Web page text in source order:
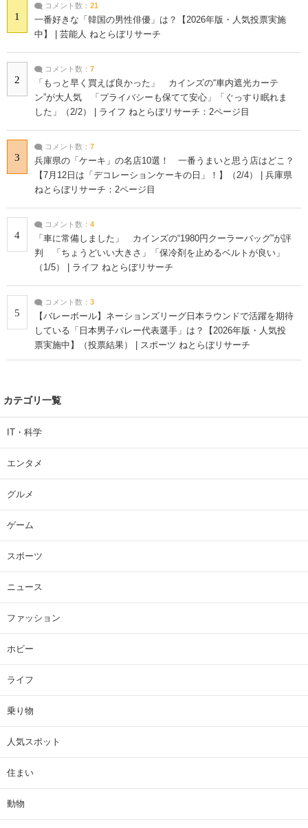
1
コメント数： 21
一番好きな「韓国の男性俳優」は？【2026年版・人気投票実施
中】 | 芸能人 ねとらぼリサーチ
2
コメント数： 7
「もっと早く買えば良かった」 カインズの“車内遮光カーテ
ン”が大人気 「プライバシーも保てて安心」「ぐっすり眠れま
した」（2/2） | ライフ ねとらぼリサーチ：2ページ目
3
コメント数： 7
兵庫県の「ケーキ」の名店10選！ 一番うまいと思う店はどこ？
【7月12日は「デコレーションケーキの日」！】（2/4） | 兵庫県
ねとらぼリサーチ：2ページ目
4
コメント数： 4
「車に常備しました」 カインズの“1980円クーラーバッグ”が評
判 「ちょうどいい大きさ」「保冷剤を止めるベルトが良い」
（1/5） | ライフ ねとらぼリサーチ
5
コメント数： 3
【バレーボール】ネーションズリーグ日本ラウンドで活躍を期待
している「日本男子バレー代表選手」は？【2026年版・人気投
票実施中】（投票結果） | スポーツ ねとらぼリサーチ
カテゴリ一覧
IT・科学
エンタメ
グルメ
ゲーム
スポーツ
ニュース
ファッション
ホビー
ライフ
乗り物
人気スポット
住まい
動物